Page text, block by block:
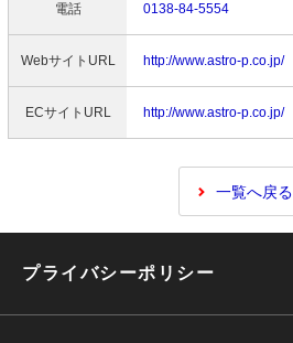
電話 0138-84-5554
WebサイトURL http://www.astro-p.co.jp/
ECサイトURL http://www.astro-p.co.jp/
一覧へ戻る
プライバシーポリシー